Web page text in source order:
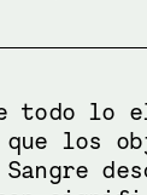
todo lo
los